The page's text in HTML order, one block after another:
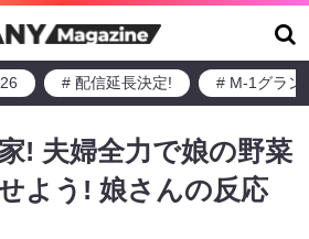
# 配信延長決定! # M-1グラン
! 夫婦全力で娘の野菜
よう! 娘さんの反応